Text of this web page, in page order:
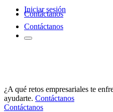
Iniciar sesión
Contáctanos
Contáctanos
¿A qué retos empresariales te
ayudarte. Contáctanos
Contáctanos